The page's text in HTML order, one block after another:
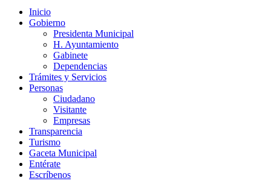
Inicio
Gobierno
Presidenta Municipal
H. Ayuntamiento
Gabinete
Dependencias
Trámites y Servicios
Personas
Ciudadano
Visitante
Empresas
Transparencia
Turismo
Gaceta Municipal
Entérate
Escríbenos